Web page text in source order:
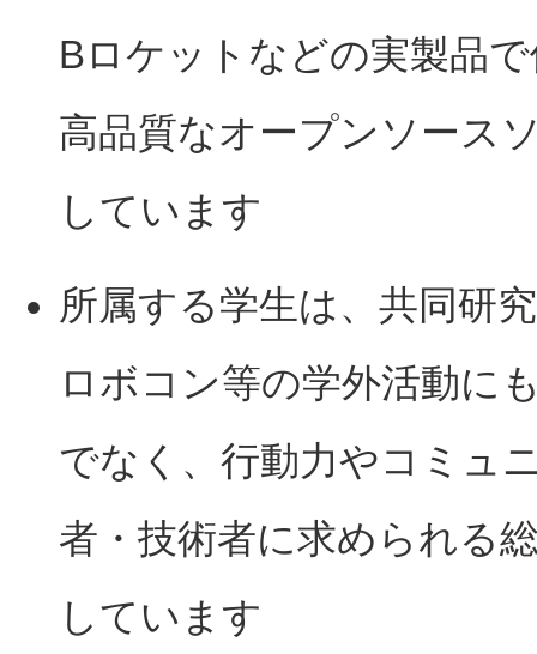
Bロケットなどの実製品
高品質なオープンソース
しています
所属する学生は、共同研
ロボコン等の学外活動に
でなく、行動力やコミュ
者・技術者に求められる
しています